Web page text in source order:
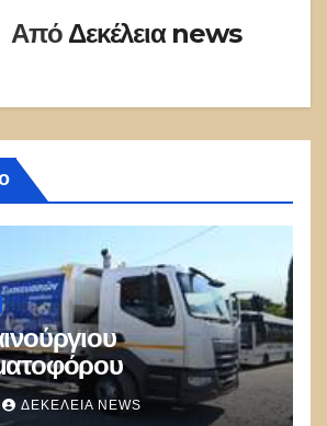
Από Δεκέλεια news
ΔΕΚΈΛΕΙΑ NEWS